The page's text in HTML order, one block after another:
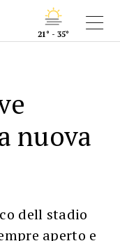
21° - 35°
nuova
dell stadio
aperto e